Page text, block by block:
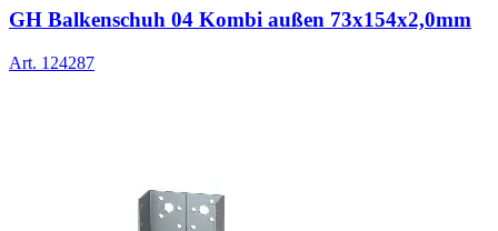
GH Balkenschuh 04 Kombi außen 73x154x2,0mm
Art. 124287